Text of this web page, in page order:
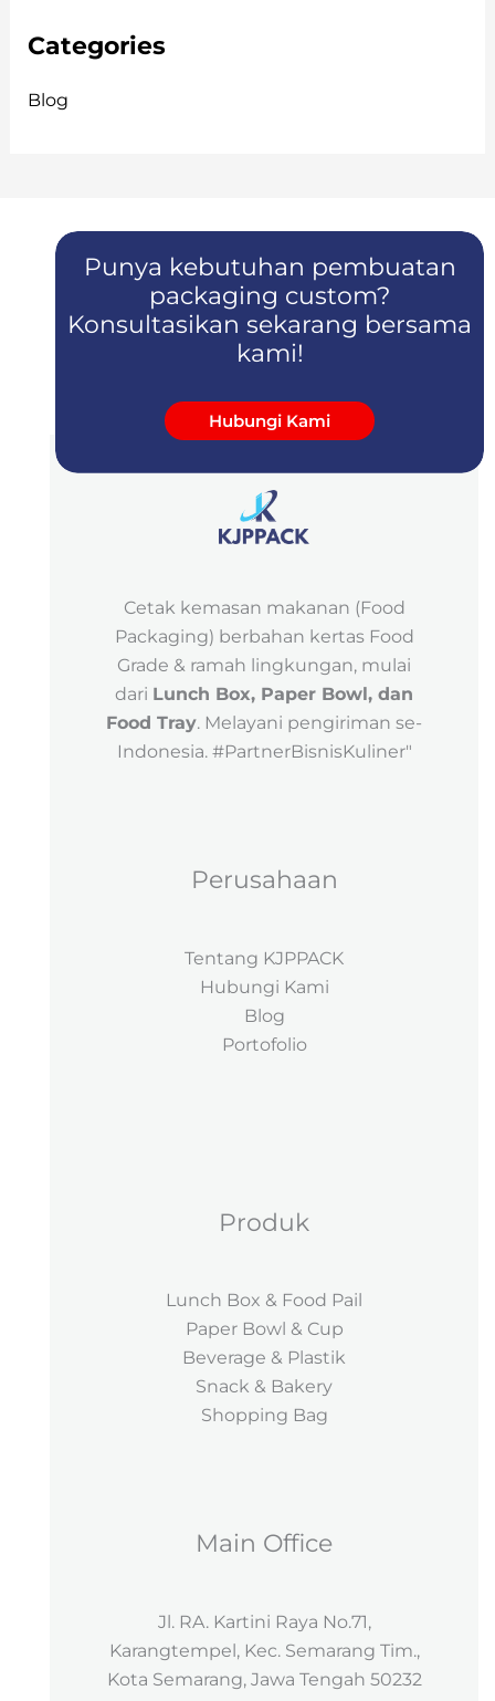
Categories
Blog
Punya kebutuhan pembuatan
packaging custom?
Konsultasikan sekarang bersama
kami!
Hubungi Kami
Cetak kemasan makanan (Food
Packaging) berbahan kertas Food
Grade & ramah lingkungan, mulai
dari Lunch Box, Paper Bowl, dan
Food Tray. Melayani pengiriman se-
Indonesia. #PartnerBisnisKuliner"
Perusahaan
Tentang KJPPACK
Hubungi Kami
Blog
Portofolio
Produk
Lunch Box & Food Pail
Paper Bowl & Cup
Beverage & Plastik
Snack & Bakery
Shopping Bag
Main Office
Jl. RA. Kartini Raya No.71,
Karangtempel, Kec. Semarang Tim.,
Kota Semarang, Jawa Tengah 50232